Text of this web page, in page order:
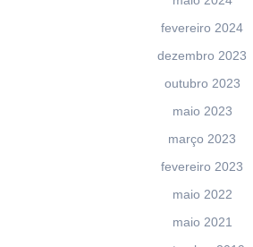
fevereiro 2024
dezembro 2023
outubro 2023
maio 2023
março 2023
fevereiro 2023
maio 2022
maio 2021